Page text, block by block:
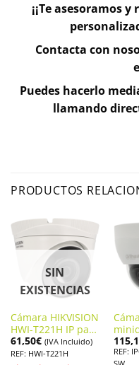
¡¡Te asesoramos
Contacta con
Puedes hacerlo
llamando
PRODUCTOS
SIN
EXISTENCIAS
Cámara HIKVISION
HWI-T221H IP para
profesionales
61,50€ (IVA Incluido)
REF: HWI-T221H
de 4
IPC-
REF: